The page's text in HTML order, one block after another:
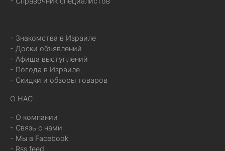
- Знакомства в Израиле
- Доски объявлений
- Афиша выступлений
- Погода в Израиле
- Скидки и обзоры товаров
О НАС
- О компании
- Связь с нами
- Мы в Facebook
- Rss feed